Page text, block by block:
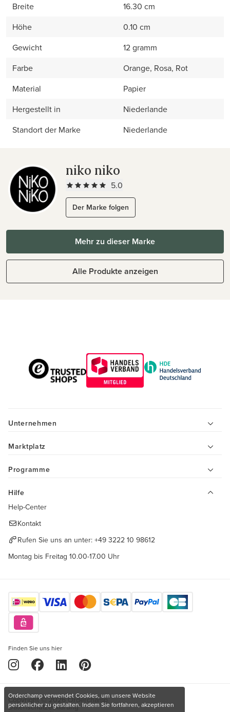
Breite
16.30 cm
Höhe
0.10 cm
Gewicht
12 gramm
Farbe
Orange, Rosa, Rot
Material
Papier
Hergestellt in
Niederlande
Standort der Marke
Niederlande
niko niko
5.0
Der Marke folgen
Mehr zu dieser Marke
Alle Produkte anzeigen
Unternehmen
Marktplatz
Programme
Hilfe
Help-Center
Kontakt
Rufen Sie uns an unter: +49 3222 10 98612
Montag bis Freitag 10.00-17.00 Uhr
Finden Sie uns hier
Copyright © 2026 Orderchamp
Datenschutzerklärung
Orderchamp verwendet Cookies, um unsere Website
persönlicher zu gestalten. Indem Sie fortfahren, akzeptieren